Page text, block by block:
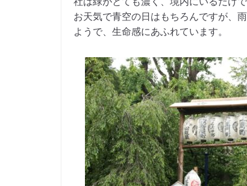
お天気で青空の日はもちろんですが、
ようで、生命感にあふれています。